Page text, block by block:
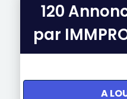
120
par
A